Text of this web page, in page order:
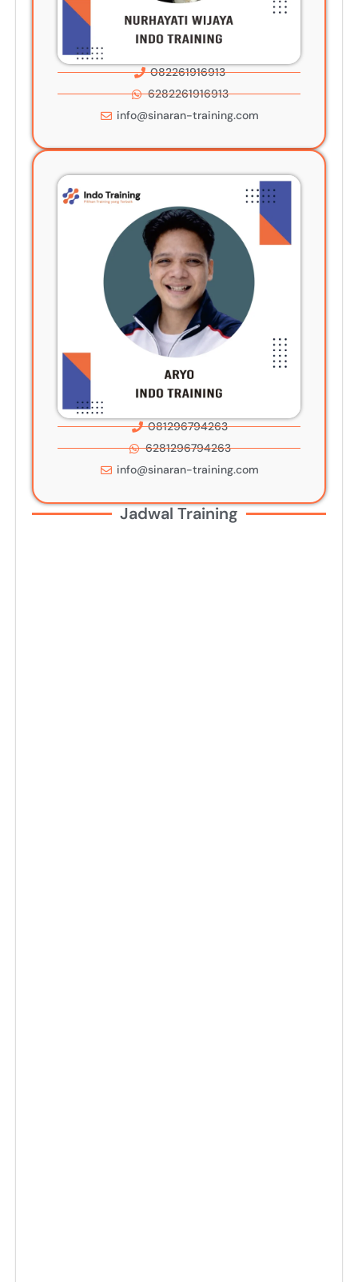
082261916913
6282261916913
info@sinaran-training.com
081296794263
6281296794263
info@sinaran-training.com
Jadwal Training